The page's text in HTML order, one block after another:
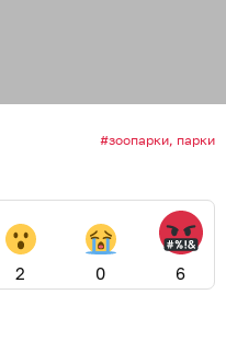
зоопарки, парки
2 0 6